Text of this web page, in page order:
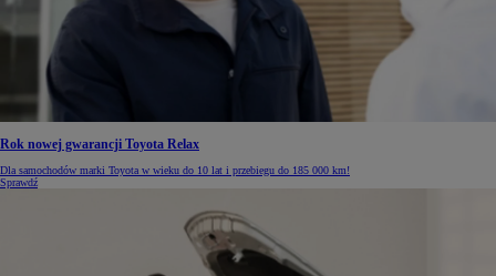
Rok nowej gwarancji Toyota Relax
Dla samochodów marki Toyota w wieku do 10 lat i przebiegu do 185 000 km!
Sprawdź